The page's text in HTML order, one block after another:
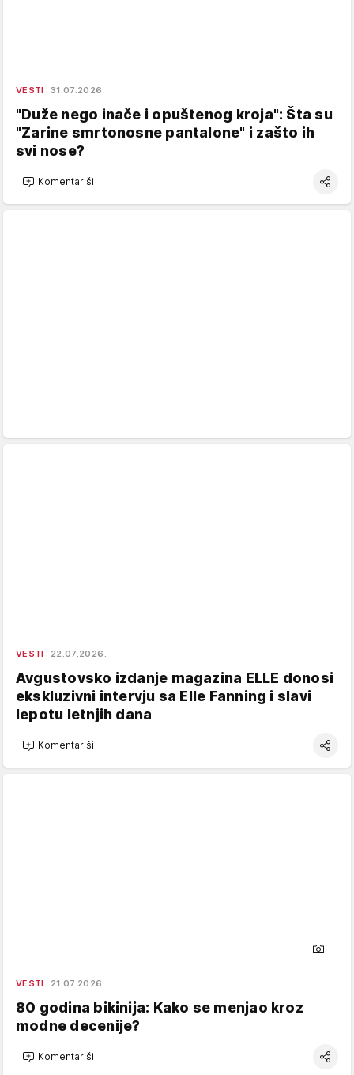
VESTI 31.07.2026.
"Duže nego inače i opuštenog kroja": Šta su
"Zarine smrtonosne pantalone" i zašto ih
svi nose?
Komentariši
VESTI 22.07.2026.
Avgustovsko izdanje magazina ELLE donosi
ekskluzivni intervju sa Elle Fanning i slavi
lepotu letnjih dana
Komentariši
VESTI 21.07.2026.
80 godina bikinija: Kako se menjao kroz
modne decenije?
Komentariši